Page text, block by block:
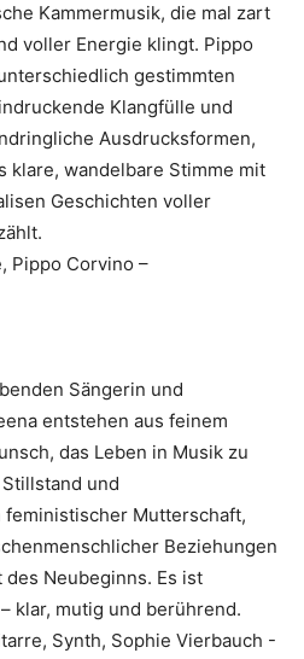
Kammermusik, die mal zart
voller Energie klingt. Pippo
gestimmten
Klangfülle und
Ausdrucksformen,
klare, wandelbare Stimme mit
Geschichten voller
Pippo Corvino –
Sängerin und
entstehen aus feinem
das Leben in Musik zu
und
Mutterschaft,
Beziehungen
Neubeginns. Es ist
klar, mutig und berührend.
Synth, Sophie Vierbauch -